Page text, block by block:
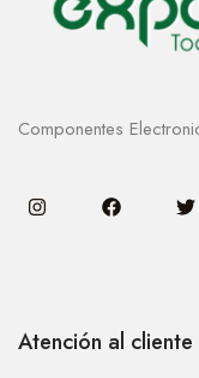
Componentes
Atención al cliente